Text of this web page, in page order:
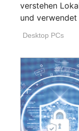
verstehen
und verwendet
Desktop PCs